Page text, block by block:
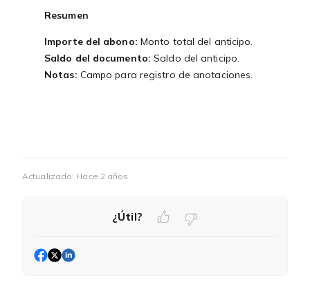
Resumen
Importe del abono: Monto total del anticipo.
Saldo del documento:Saldo del anticipo.
Notas: Campo para registro de anotaciones.
Actualizado: Hace 2 años
¿Útil?